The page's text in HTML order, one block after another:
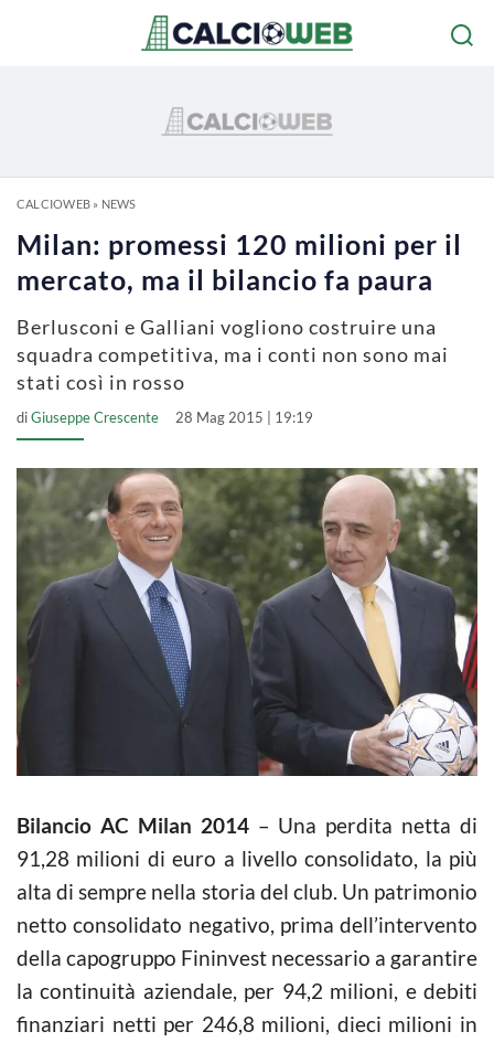
CALCIOWEB» NEWS
Milan: promessi 120 milioni per il
mercato, ma il bilancio fa paura
Berlusconi e Galliani vogliono costruire una
squadra competitiva, ma i conti non sono mai
stati così in rosso
diGiuseppe Crescente 28 Mag 2015 | 19:19
Bilancio AC Milan 2014– Una perdita netta di
91,28 milioni di euro a livello consolidato, la più
alta di sempre nella storia del club. Un patrimonio
netto consolidato negativo, prima dell’intervento
della capogruppo Fininvest necessario a garantire
la continuità aziendale, per 94,2 milioni, e debiti
finanziari netti per 246,8 milioni, dieci milioni in